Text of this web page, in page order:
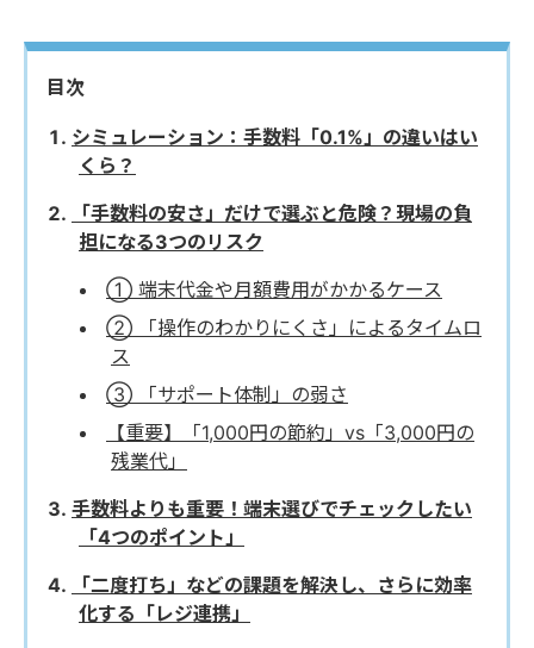
目次
シミュレーション：手数料「0.1%」の違いはい
くら？
「手数料の安さ」だけで選ぶと危険？現場の負
担になる3つのリスク
① 端末代金や月額費用がかかるケース
② 「操作のわかりにくさ」によるタイムロ
ス
③ 「サポート体制」の弱さ
【重要】「1,000円の節約」vs「3,000円の
残業代」
手数料よりも重要！端末選びでチェックしたい
「4つのポイント」
「二度打ち」などの課題を解決し、さらに効率
化する「レジ連携」